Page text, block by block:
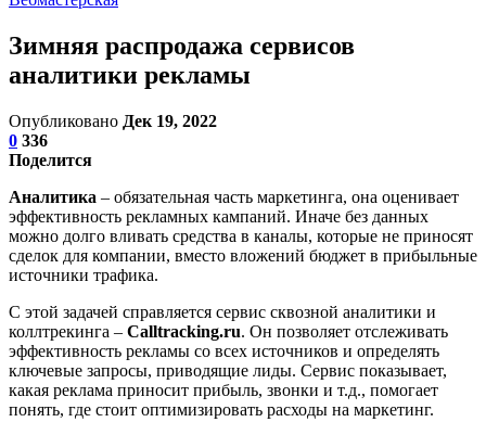
Зимняя распродажа сервисов
аналитики рекламы
Опубликовано Дек 19, 2022
0 336
Поделится
Аналитика – обязательная часть маркетинга, она оценивает
эффективность рекламных кампаний. Иначе без данных
можно долго вливать средства в каналы, которые не приносят
сделок для компании, вместо вложений бюджет в прибыльные
источники трафика.
С этой задачей справляется сервис сквозной аналитики и
коллтрекинга – Calltracking.ru. Он позволяет отслеживать
эффективность рекламы со всех источников и определять
ключевые запросы, приводящие лиды. Сервис показывает,
какая реклама приносит прибыль, звонки и т.д., помогает
понять, где стоит оптимизировать расходы на маркетинг.